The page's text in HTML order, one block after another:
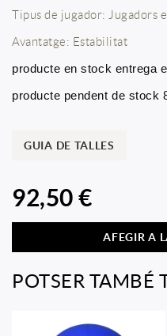
Tipus de jugador: Jugadors
Avantatge: Estabilitat
producte en stock entrega
producte pendent de stock
GUIA DE TALLES
92,50 €
AFEGIR A
POTSER TAMBÉ